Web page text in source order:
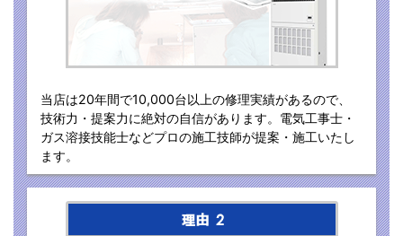
当店は20年間で10,000台以上の修理実績があるので、
技術力・提案力に絶対の自信があります。電気工事士・
ガス溶接技能士などプロの施工技師が提案・施工いたし
ます。